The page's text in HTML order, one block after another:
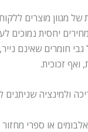
מגוון מוצרים
יחסית
חומרים שאינם
זכוכית.
ולמינציה
או ספרי